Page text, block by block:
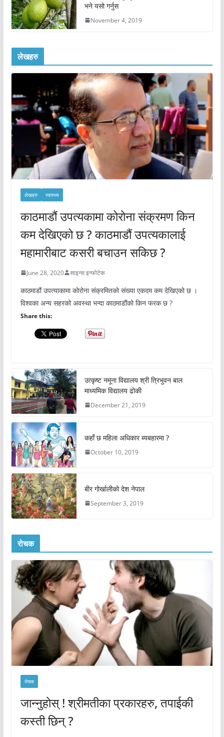
भने यसो गर्नुस
November 4, 2019
लेखहरु
लेखहरु स्वास्थ्य
काठमाडौं उपत्यकामा कोरोना संक्रमण किन
कम देखिएको छ ? काठमाडौं उपत्यकालाई
महामारीबाट कसरी बचाउन सकिछ ?
June 28, 2020 साइन्स इन्फोटेक
काठमाडौं उपत्याकामा कोरोना संक्रमितको संख्या एकदम कम देखिएको छ ।
विश्वका अन्य सहरको अवस्था भन्दा काठमाडौंको किन फरक छ ?
Share this:
उत्कृष्ट नमूना विद्यालय श्री त्रिभुवन बाल
माध्यमिक विद्यालय ढोकी
December 21, 2019
कहाँ छ महिला अधिकार ब्यबहारमा ?
October 10, 2019
बीर गोर्खालीको देश नेपाल
September 3, 2019
रोचक
रोचक
जान्नुहोस् ! श्रीमतीका प्रकारहरु, तपाईकी
कस्ती छिन् ?